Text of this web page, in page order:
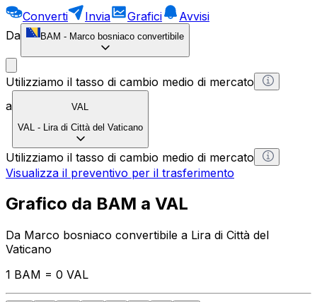
Converti Invia Grafici
Avvisi
Da
BAM - Marco bosniaco convertibile
Utilizziamo il tasso di cambio medio di mercato
a
VAL
VAL - Lira di Città del Vaticano
Utilizziamo il tasso di cambio medio di mercato
Visualizza il preventivo per il trasferimento
Grafico da BAM a VAL
Da Marco bosniaco convertibile a Lira di Città del
Vaticano
1 BAM = 0 VAL